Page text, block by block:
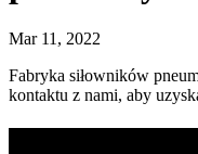
Mar 11, 2022
Fabryka siłowników
kontaktu z nami, aby